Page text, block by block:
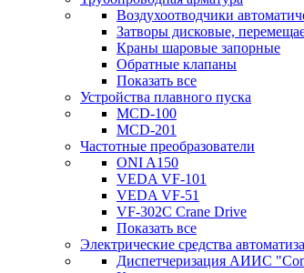
Воздухоотводчики
Затворы дисковые,
Краны шаровые запорные
Обратные клапаны
Показать все
Устройства плавного пуска
MCD-100
MCD-201
Частотные преобразователи
ONI A150
VEDA VF-101
VEDA VF-51
VF-302C Crane Drive
Показать все
Электрические средства
Диспетчеризация АИИС